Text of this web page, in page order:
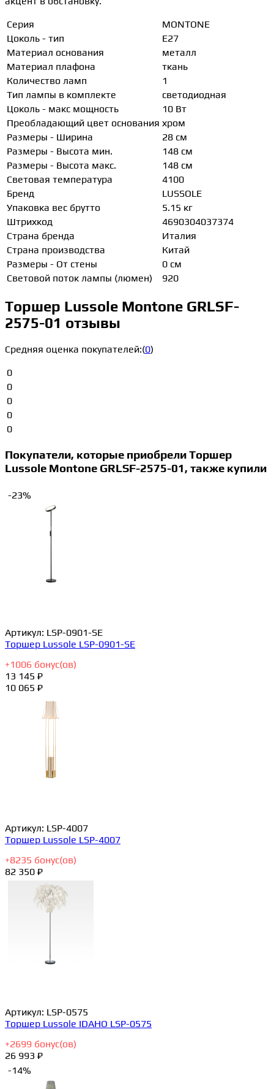
Серия
MONTONE
Цоколь - тип
E27
Материал основания
металл
Материал плафона
ткань
Количество ламп
1
Тип лампы в комплекте
светодиодная
Цоколь - макс мощность
10 Вт
Преобладающий цвет основания хром
Размеры - Ширина
28 см
Размеры - Высота мин.
148 см
Размеры - Высота макс.
148 см
Световая температура
4100
Бренд
LUSSOLE
Упаковка вес брутто
5.15 кг
Штрихкод
4690304037374
Страна бренда
Италия
Страна производства
Китай
Размеры - От стены
0 см
Световой поток лампы (люмен)
920
Торшер Lussole Montone GRLSF-
2575-01 отзывы
Средняя оценка покупателей:(0)
0
0
0
0
0
Покупатели, которые приобрели Торшер
Lussole Montone GRLSF-2575-01, также купили
-23%
Артикул: LSP-0901-SE
Торшер Lussole LSP-0901-SE
+1006 бонус(ов)
13 145 ₽
10 065 ₽
Артикул: LSP-4007
Торшер Lussole LSP-4007
+8235 бонус(ов)
82 350 ₽
Артикул: LSP-0575
Торшер Lussole IDAHO LSP-0575
+2699 бонус(ов)
26 993 ₽
-14%